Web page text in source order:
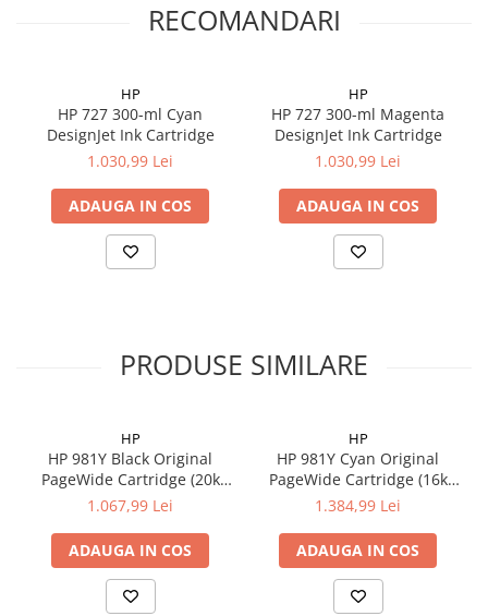
RECOMANDARI
HP
HP 727 300-ml Cyan
DesignJet Ink Cartridge
1.030,99 Lei
ADAUGA IN COS
HP
HP 727 300-ml Magenta
DesignJet Ink Cartridge
1.030,99 Lei
ADAUGA IN COS
PRODUSE SIMILARE
HP
HP 981Y Black Original
PageWide Cartridge (20k
pag)
1.067,99 Lei
ADAUGA IN COS
HP
HP 981Y Cyan Original
PageWide Cartridge (16k
pag)
1.384,99 Lei
ADAUGA IN COS